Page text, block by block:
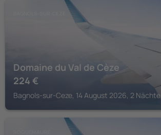
Domaine du Val de Cèze
224 €
Bagnols-sur-Ceze, 14 August 2026, 2 Nächte